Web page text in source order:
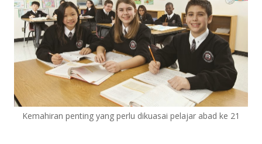
Kemahiran penting yang perlu dikuasai pelajar abad ke 21